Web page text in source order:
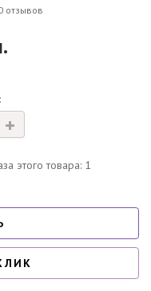
отзывов
этого товара: 1